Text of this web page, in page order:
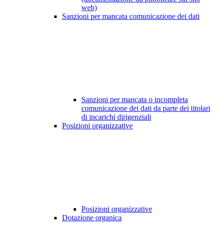
web)
Sanzioni per mancata comunicazione dei dati
Sanzioni per mancata o incompleta
comunicazione dei dati da parte dei titolari
di incarichi dirigenziali
Posizioni organizzative
Posizioni organizzative
Dotazione organica